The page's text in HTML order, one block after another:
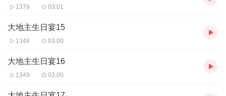
1379 03:01
大地主生日宴15
1346 03:00
大地主生日宴16
1349 03:00